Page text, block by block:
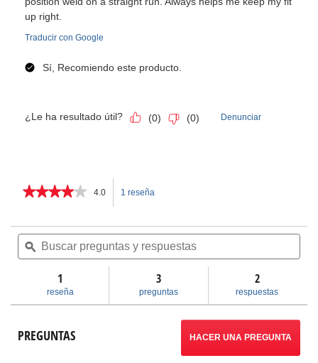
★★★★★
★★★★★
5
Leer
de
de
soldar
tubos
4.0 1 reseña
le
llevará
a
Buscar
preguntas
y
respuestas
ϙ
1
reseña
3
preguntas
2
respuestas
PREGUNTAS HACER UNA PREGUNTA